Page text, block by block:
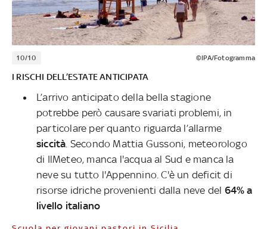
10/10 ©IPA/Fotogramma
I RISCHI DELL’ESTATE ANTICIPATA
L’arrivo anticipato della bella stagione
potrebbe però causare svariati problemi, in
particolare per quanto riguarda l’allarme
siccità. Secondo Mattia Gussoni, meteorologo
di IlMeteo, manca l'acqua al Sud e manca la
neve su tutto l'Appennino. C'è un deficit di
risorse idriche provenienti dalla neve del 64% a
livello italiano